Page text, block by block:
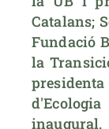
Catalans;
Fundació
la